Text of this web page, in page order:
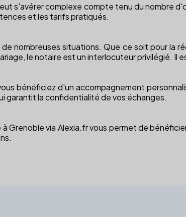
s'avérer complexe compte tenu du nombre
et les tarifs pratiqués.
nombreuses situations. Que ce soit pour
le notaire est un interlocuteur privilégié. Il
bénéficiez d'un accompagnement
garantit la confidentialité de vos échanges.
à Grenoble via Alexia.fr vous permet de